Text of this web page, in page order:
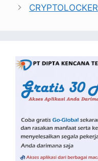
CRYPTOLOCKER